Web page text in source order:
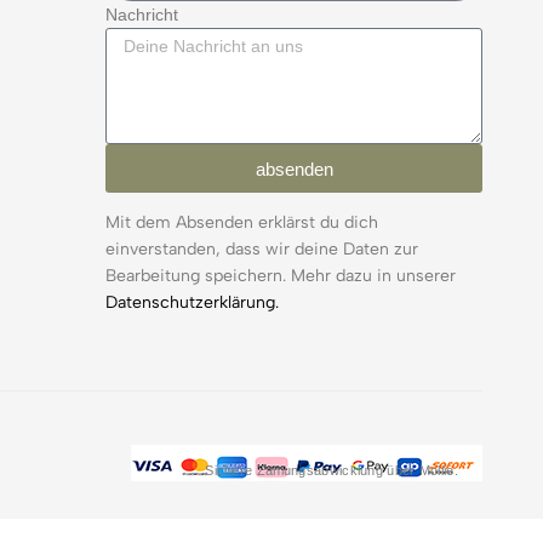
Nachricht
absenden
Mit dem Absenden erklärst du dich
einverstanden, dass wir deine Daten zur
Bearbeitung speichern. Mehr dazu in unserer
Datenschutzerklärung.
Sichere Zahlungsabwicklung über Mollie.